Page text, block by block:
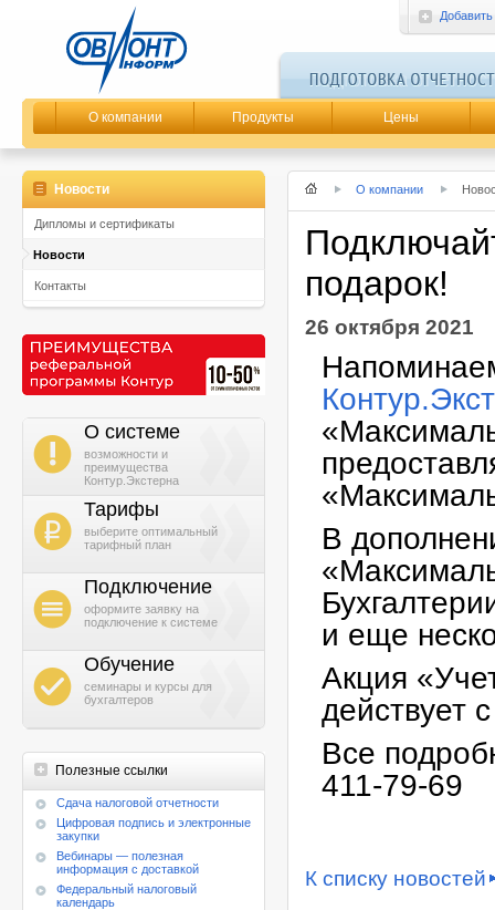
О компании Продукты Цены
Новости
Дипломы и сертификаты
Новости
Контакты
i
О системе
возможности и
преимущества
Контур.Экстерна
b
Тарифы
выберите оптимальный
тарифный план
h
Подключение
оформите заявку на
подключение к системе
g
Обучение
семинары и курсы для
бухгалтеров
Полезные ссылки
Cдача налоговой отчетности
Цифровая подпись и электронные
закупки
Вебинары — полезная
информация с доставкой
Федеральный налоговый
календарь
О компании
подарок!
26 октября 2021
В
и еще
Акция
действует
Все
411-79-69
К списку новостей